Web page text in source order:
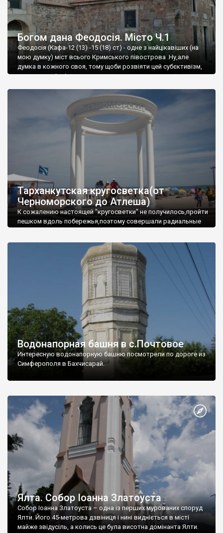
Богом дана Феодосія. Місто Ч.1
Феодосія (Кафа-12 (13) -15 (18) ст) - одне з найцікавіших (на
мою думку) міст всього Кримського півострова .Ну,але
думка в кожного своя, тому щоби розвіяти цей субєктивізм,
запрошую відвідати це
Тарханкутская кругосветка(от
Черноморского до Атлеша)
К сожалению настоящей "кругосветки" не получилось,пройти
пешком вдоль побережья,поэтому совершали радиальные
Водонапорная башня в с.Почтовое
Интересную водонапорную башню посмотрели по дороге из
Симферополя в Бахчисарай.
Ялта. Собор Іоанна Златоуста
Собор Іоанна Златоуста – одна із перших мурованих споруд
Ялти. Його 45-метрова дзвіниця і нині видніється в місті
майже звідусіль, а колись це була висотна домінанта Ялти.